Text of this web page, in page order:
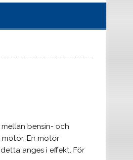
bensin- och
En motor
anges i effekt. För